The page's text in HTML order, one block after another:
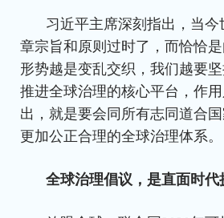
习近平主席深刻指出，当
章宗旨和原则过时了，而恰恰
形势越是变乱交织，我们越要
推进全球治理的核心平台，作
出，就是要会同所有志同道合
更加公正合理的全球治理体系。
全球治理倡议，是直面时代